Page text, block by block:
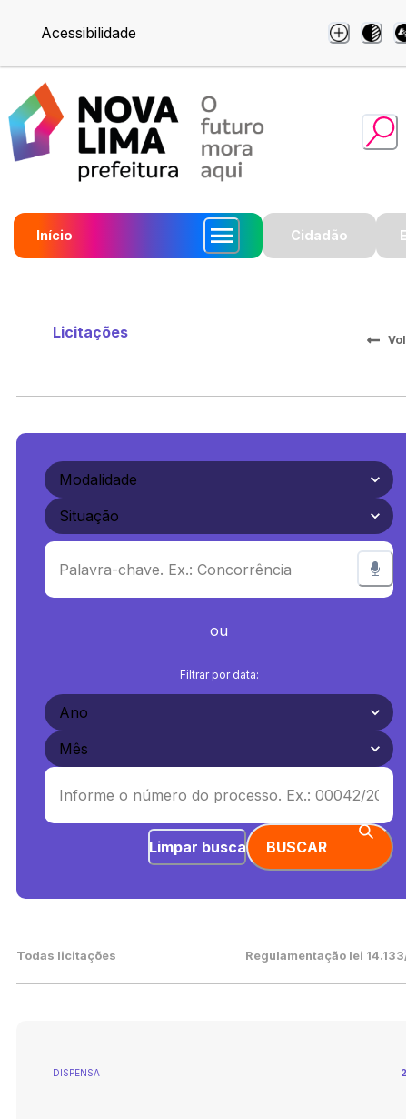
Acessibilidade
Início Cidadão
Licitações
ou
Filtrar por data:
Limpar busca BUSCAR
Todas licitações Regulamentação lei
DISPENSA